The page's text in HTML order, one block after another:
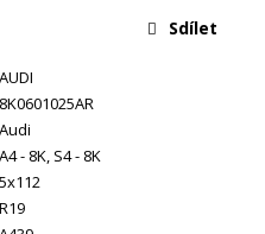
AUDI
8K0601025AR
Audi
A4 - 8K, S4 - 8K
5x112
R19
Sdílet